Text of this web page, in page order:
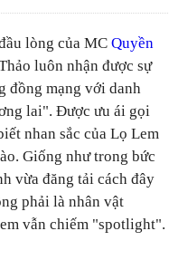
lòng của MC Quyền
luôn nhận được sự
đồng mạng với danh
lai". Được ưu ái gọi
nhan sắc của Lọ Lem
Giống như trong bức
vừa đăng tải cách đây
phải là nhân vật
vẫn chiếm "spotlight".